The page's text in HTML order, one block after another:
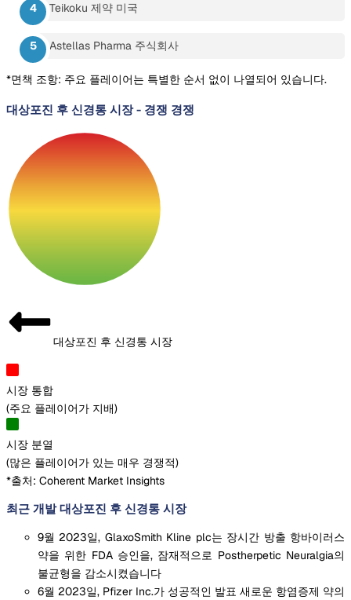
Teikoku 제약 미국
Astellas Pharma 주식회사
*면책 조항: 주요 플레이어는 특별한 순서 없이 나열되어 있습니다.
대상포진 후 신경통 시장- 경쟁 경쟁
대상포진 후 신경통 시장
시장 통합
(주요 플레이어가 지배)
시장 분열
(많은 플레이어가 있는 매우 경쟁적)
*출처: Coherent Market Insights
최근 개발 대상포진 후 신경통 시장
9월 2023일, GlaxoSmith Kline plc는 장시간 방출 항바이러스
약을 위한 FDA 승인을, 잠재적으로 Postherpetic Neuralgia의
불균형을 감소시켰습니다
6월 2023일, Pfizer Inc.가 성공적인 발표 새로운 항염증제 약의